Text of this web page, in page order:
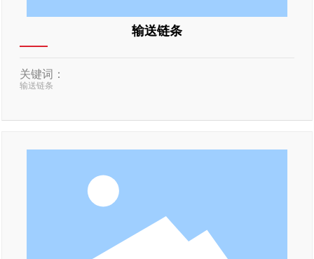
输送链条
关键词：
输送链条